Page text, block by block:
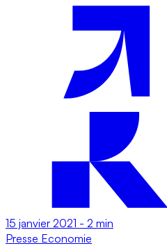
15 janvier 2021 - 2 min
Presse Economie